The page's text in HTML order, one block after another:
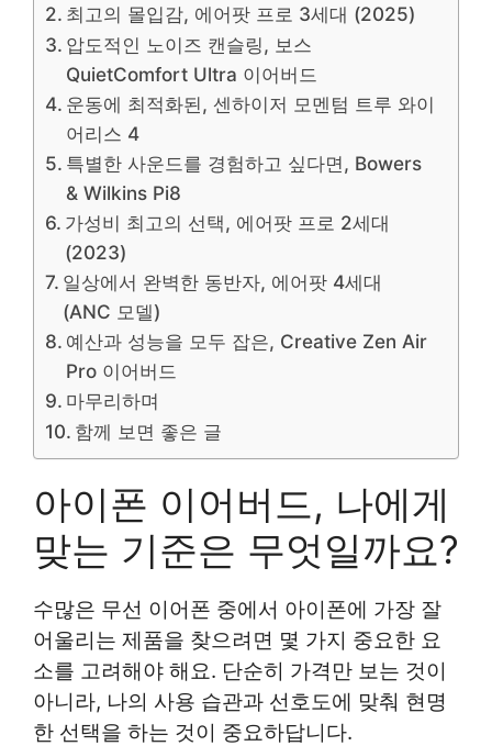
최고의 몰입감, 에어팟 프로 3세대 (2025)
압도적인 노이즈 캔슬링, 보스
QuietComfort Ultra 이어버드
운동에 최적화된, 센하이저 모멘텀 트루 와이
어리스 4
특별한 사운드를 경험하고 싶다면, Bowers
& Wilkins Pi8
가성비 최고의 선택, 에어팟 프로 2세대
(2023)
일상에서 완벽한 동반자, 에어팟 4세대
(ANC 모델)
예산과 성능을 모두 잡은, Creative Zen Air
Pro 이어버드
마무리하며
함께 보면 좋은 글
아이폰 이어버드, 나에게
맞는 기준은 무엇일까요?
수많은 무선 이어폰 중에서 아이폰에 가장 잘
어울리는 제품을 찾으려면 몇 가지 중요한 요
소를 고려해야 해요. 단순히 가격만 보는 것이
아니라, 나의 사용 습관과 선호도에 맞춰 현명
한 선택을 하는 것이 중요하답니다.